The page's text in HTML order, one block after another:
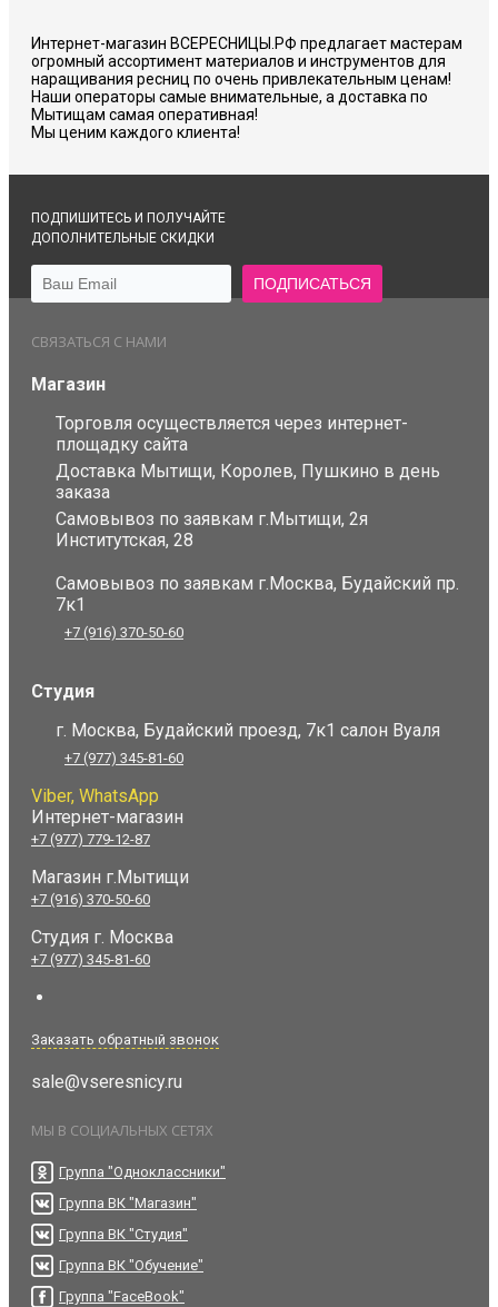
Интернет-магазин ВСЕРЕСНИЦЫ.РФ предлагает мастерам
огромный ассортимент материалов и инструментов для
наращивания ресниц по очень привлекательным ценам!
Наши операторы самые внимательные, а доставка по
Мытищам самая оперативная!
Мы ценим каждого клиента!
ПОДПИШИТЕСЬ И ПОЛУЧАЙТЕ
ДОПОЛНИТЕЛЬНЫЕ СКИДКИ
СВЯЗАТЬСЯ С НАМИ
Магазин
Торговля осуществляется через интернет-
площадку сайта
Доставка Мытищи, Королев, Пушкино в день
заказа
Самовывоз по заявкам г.Мытищи, 2я
Институтская, 28
Самовывоз по заявкам г.Москва, Будайский пр.
7к1
+7 (916) 370-50-60
Студия
г. Москва, Будайский проезд, 7к1 салон Вуаля
+7 (977) 345-81-60
Viber, WhatsApp
Интернет-магазин
+7 (977) 779-12-87
Магазин г.Мытищи
+7 (916) 370-50-60
Студия г. Москва
+7 (977) 345-81-60
Заказать обратный звонок
sale@vseresnicy.ru
МЫ В СОЦИАЛЬНЫХ СЕТЯХ
Группа "Одноклассники"
Группа ВК "Магазин"
Группа ВК "Студия"
Группа ВК "Обучение"
Группа "FaceBook"